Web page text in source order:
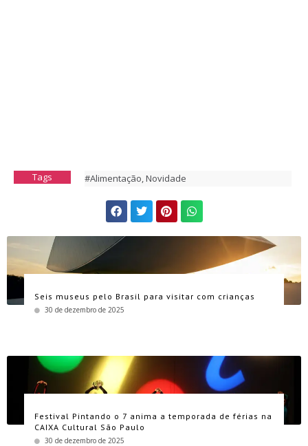
Tags #Alimentação,Novidade
Seis museus pelo Brasil para visitar com crianças
30 de dezembro de 2025
Festival Pintando o 7 anima a temporada de férias na
CAIXA Cultural São Paulo
30 de dezembro de 2025